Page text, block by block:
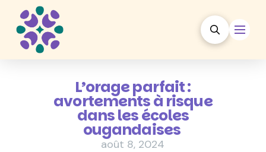
L’orage parfait :
avortements à risque
dans les écoles
ougandaises
août 8, 2024